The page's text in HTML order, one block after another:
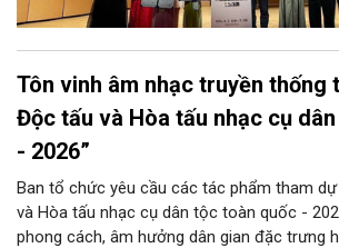
Tôn vinh âm nhạc truyền thống
Độc tấu và Hòa tấu nhạc cụ
- 2026”
Ban tổ chức yêu cầu các tác phẩm tham
và Hòa tấu nhạc cụ dân tộc toàn quốc -
phong cách, âm hưởng dân gian đặc trưng